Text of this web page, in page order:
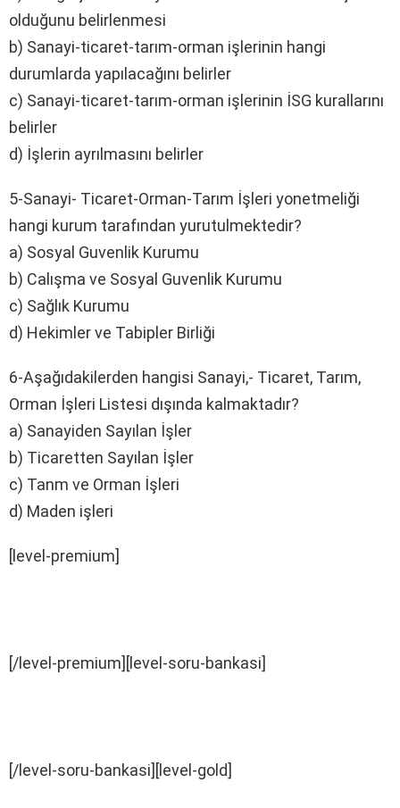
olduğunu belirlenmesi
b) Sanayi-ticaret-tarım-orman işlerinin hangi
durumlarda yapılacağını belirler
c) Sanayi-ticaret-tarım-orman işlerinin İSG kurallarını
belirler
d) İşlerin ayrılmasını belirler
5-Sanayi- Ticaret-Orman-Tarım İşleri yonetmeliği
hangi kurum tarafından yurutulmektedir?
a) Sosyal Guvenlik Kurumu
b) Calışma ve Sosyal Guvenlik Kurumu
c) Sağlık Kurumu
d) Hekimler ve Tabipler Birliği
6-Aşağıdakilerden hangisi Sanayi,- Ticaret, Tarım,
Orman İşleri Listesi dışında kalmaktadır?
a) Sanayiden Sayılan İşler
b) Ticaretten Sayılan İşler
c) Tanm ve Orman İşleri
d) Maden işleri
[level-premium]
[/level-premium][level-soru-bankasi]
[/level-soru-bankasi][level-gold]